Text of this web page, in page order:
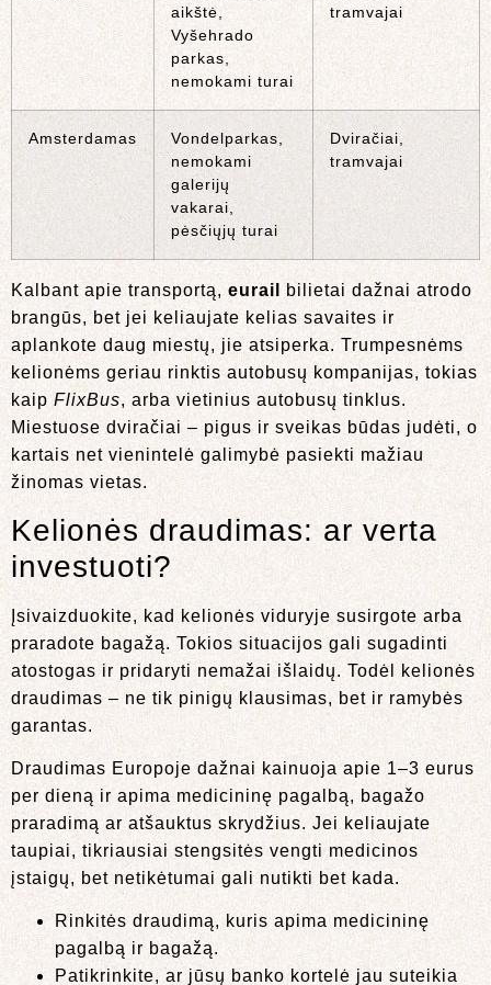
aikštė,
Vyšehrado
parkas,
nemokami turai
tramvajai
Amsterdamas
Vondelparkas,
nemokami
galerijų
vakarai,
pėsčiųjų turai
Dviračiai,
tramvajai
Kalbant apie transportą, eurail
bilietai dažnai atrodo
brangūs, bet jei keliaujate kelias savaites ir
aplankote daug miestų, jie atsiperka. Trumpesnėms
kelionėms geriau rinktis autobusų kompanijas, tokias
kaip FlixBus, arba vietinius autobusų tinklus.
Miestuose dviračiai – pigus ir sveikas būdas judėti, o
kartais net vienintelė galimybė pasiekti mažiau
žinomas vietas.
Kelionės draudimas: ar verta
investuoti?
Įsivaizduokite, kad kelionės viduryje susirgote arba
praradote bagažą. Tokios situacijos gali sugadinti
atostogas ir pridaryti nemažai išlaidų. Todėl kelionės
draudimas – ne tik pinigų klausimas, bet ir ramybės
garantas.
Draudimas Europoje dažnai kainuoja apie 1–3 eurus
per dieną ir apima medicininę pagalbą, bagažo
praradimą ar atšauktus skrydžius. Jei keliaujate
taupiai, tikriausiai stengsitės vengti medicinos
įstaigų, bet netikėtumai gali nutikti bet kada.
Rinkitės draudimą, kuris apima medicininę
pagalbą ir bagažą.
Patikrinkite, ar jūsų banko kortelė jau suteikia